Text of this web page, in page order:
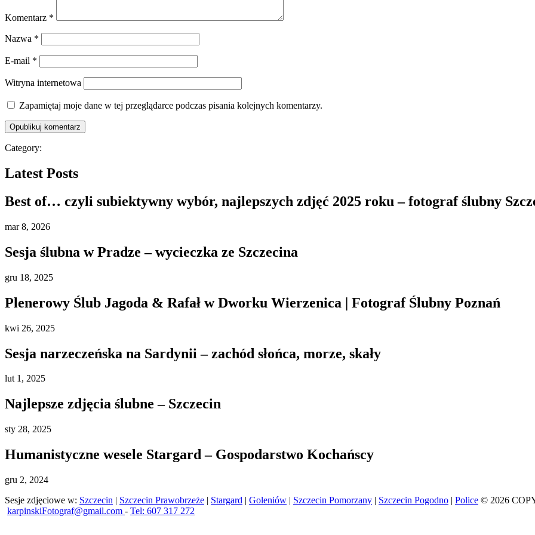
Komentarz *
Nazwa *
E-mail *
Witryna internetowa
Zapamiętaj moje dane w tej przeglądarce podczas pisania kolejnych komentarzy.
Category:
Latest Posts
Best of… czyli subiektywny wybór, najlepszych zdjęć 2025 roku – fotograf ślubny
mar8, 2026
Sesja ślubna w Pradze – wycieczka ze Szczecina
gru 18, 2025
Plenerowy Ślub Jagoda & Rafał w Dworku Wierzenica | Fotograf Ślubny Poznań
kwi 26, 2025
Sesja narzeczeńska na Sardynii – zachód słońca, morze, skały
lut1, 2025
Najlepsze zdjęcia ślubne – Szczecin
sty 28, 2025
Humanistyczne wesele Stargard – Gospodarstwo Kochańscy
gru 2, 2024
Sesje zdjęciowe w: Szczecin | Szczecin Prawobrzeże | Stargard | Goleniów | Szczecin Pomorzany | Szczecin Pogodno | Police © 2026
karpinskiFotograf@gmail.com - Tel: 607 317 272